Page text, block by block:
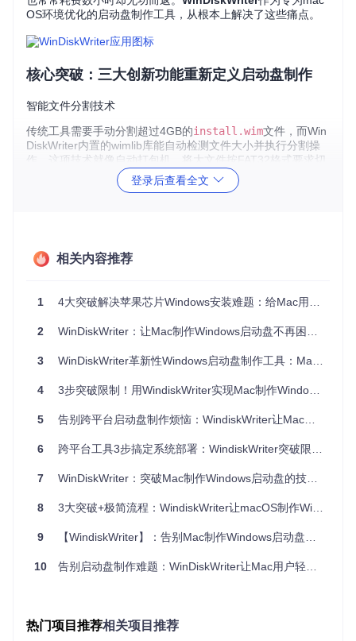
OS环境优化的启动盘制作工具，从根本上解决了这些痛点。
核心突破：三大创新功能重新定义启动盘制作
智能文件分割技术
传统工具需要手动分割超过4GB的install.wim文件，而Win
DiskWriter内置的wimlib库能自动检测文件大小并执行分割操
作。这项技术就像自动打包机，将大文件按FAT32格式要求切
割成合适大小，确保在任何设备上都能正常读取。
UEFI模式：适用于2012年后生产的现代计算机
Legacy BIOS模式
通过修改install.wim中的配置文件，自动移除以下限制：
TPM 2.0硬件要求
Secure Boot安全启动验证
内存和CPU代际检查
持
操作复杂
度
需命令行操作 图形化界面，3步完成
文件分割
手动使用第三方工
自动检测并分割
启动模式 需手动选择
智能适配目标设备
登录后查看全文
相关内容推荐
1 4大突破解决苹果芯片Windows安装难题：给Mac用户的启动盘制作全攻略
2 WinDiskWriter：让Mac制作Windows启动盘不再困难的创新工具 | 全用户指南
3 WinDiskWriter革新性Windows启动盘制作工具：Mac用户突破TPM限制的终极解决方案
4 3步突破限制！用WindiskWriter实现Mac制作Windows启动盘自由
5 告别跨平台启动盘制作烦恼：WindiskWriter让Mac用户轻松搞定Windows安装
6 跨平台工具3步搞定系统部署：WindiskWriter突破限制全攻略
7 WinDiskWriter：突破Mac制作Windows启动盘的技术壁垒
8 3大突破+极简流程：WindiskWriter让macOS制作Windows安装盘不再难
9 【WindiskWriter】：告别Mac制作Windows启动盘难题
10 告别启动盘制作难题：WinDiskWriter让Mac用户轻松创建Windows启动U盘
热门项目推荐相关项目推荐